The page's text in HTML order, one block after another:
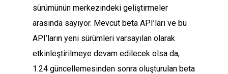
sürümünün merkezindeki geliştirmeler
arasında sayıyor. Mevcut beta API’ları ve bu
API’ların yeni sürümleri varsayılan olarak
etkinleştirilmeye devam edilecek olsa da,
1.24 güncellemesinden sonra oluşturulan beta